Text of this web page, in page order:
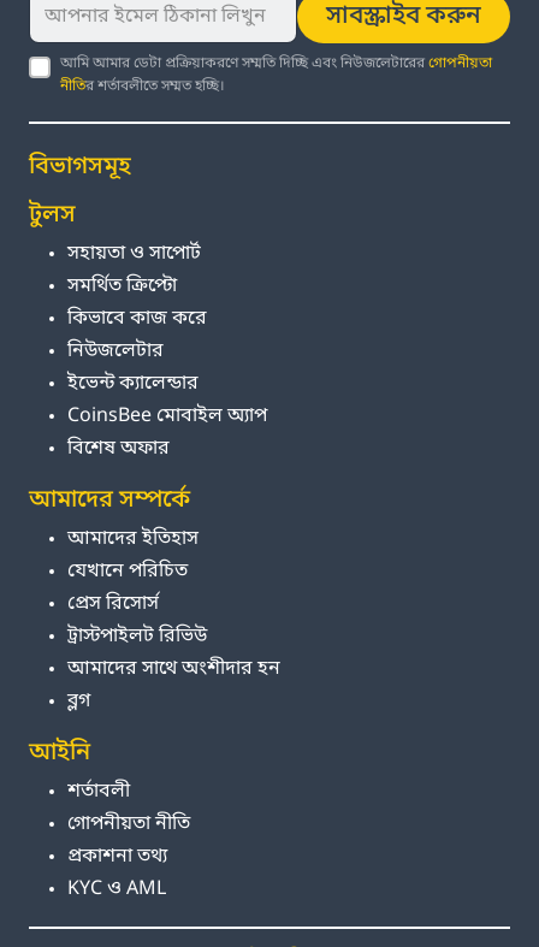
সাবস্ক্রাইব করুন
আমি আমার ডেটা প্রক্রিয়াকরণে সম্মতি দিচ্ছি এবং নিউজলেটারেরগোপনীয়তা
নীতির শর্তাবলীতে সম্মত হচ্ছি।
বিভাগসমূহ
টুলস
সহায়তা ও সাপোর্ট
সমর্থিত ক্রিপ্টো
কিভাবে কাজ করে
নিউজলেটার
ইভেন্ট ক্যালেন্ডার
CoinsBee মোবাইল অ্যাপ
বিশেষ অফার
আমাদের সম্পর্কে
আমাদের ইতিহাস
যেখানে পরিচিত
প্রেস রিসোর্স
ট্রাস্টপাইলট রিভিউ
আমাদের সাথে অংশীদার হন
ব্লগ
আইনি
শর্তাবলী
গোপনীয়তা নীতি
প্রকাশনা তথ্য
KYC ও AML